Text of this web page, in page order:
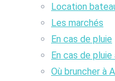
Location
Les marchés
En cas de pluie
En cas de
Où bruncher à